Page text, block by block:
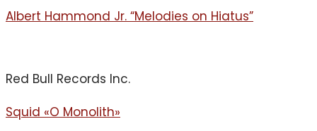
Albert Hammond Jr. “Melodies on Hiatus”
Red Bull Records Inc.
Squid «O Monolith»